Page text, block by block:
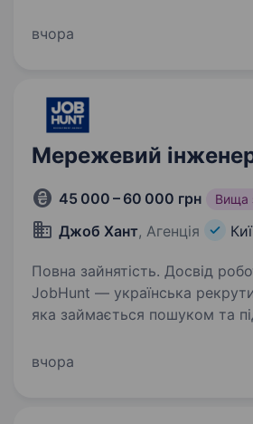
допоможе забезпечити
вчора
Мережевий
45 000 – 60 000 грн Вища
Джоб Хант, Агенція
Повна зайнятість. Досвід
JobHunt — українська
яка займається пошуком та
інженера для компанії, яка вже
вчора